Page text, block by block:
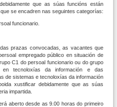
que as súas funcións están
se encadren nas seguintes categorías:
funcionario.
prazas convocadas, as vacantes que
empregado público en situación de
C1 do persoal funcionario ou do grupo
tecnoloxías da información e das
de sistemas e tecnoloxías da información
xustificar debidamente que as súas
impartida.
aberto desde as 9.00 horas do primeiro